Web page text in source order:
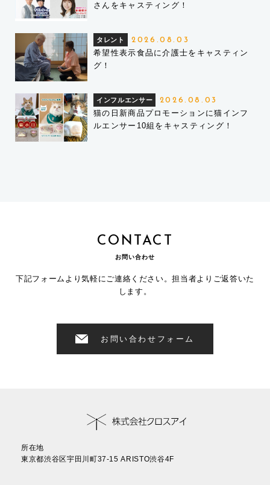
さんをキャスティング！
タレント 2026.08.03
希望性表示食品に介護士をキャスティン
グ！
インフルエンサー 2026.08.03
猫の日新商品プロモーションに猫インフ
ルエンサー10組をキャスティング！
CONTACT
お問い合わせ
下記フォームより気軽にご連絡ください。担当者よりご返答いた
します。
お問い合わせフォーム
所在地
東京都渋谷区宇田川町37-15 ARISTO渋谷4F